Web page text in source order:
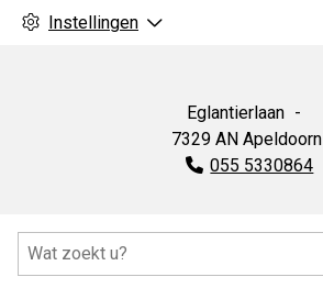
Instellingen
Eglantierlaan
7329 AN Apeldoorn
Tel:
055 5330864